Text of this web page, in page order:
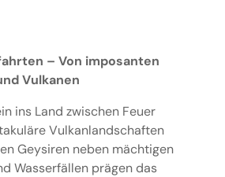
– Von imposanten
Vulkanen
ins Land zwischen Feuer
Vulkanlandschaften
Geysiren neben mächtigen
Wasserfällen prägen das